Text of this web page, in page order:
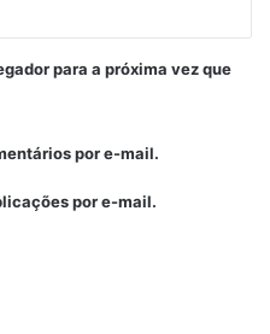
para a próxima vez que
por e-mail.
por e-mail.